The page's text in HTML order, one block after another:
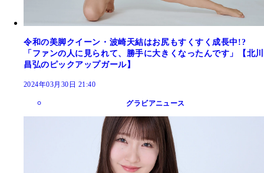
令和の美脚クイーン・波崎天結はお尻もすくすく成長中!?
「ファンの人に見られて、勝手に大きくなったんです」【北川
昌弘のピックアップガール】
2024年03月30日 21:40
グラビアニュース